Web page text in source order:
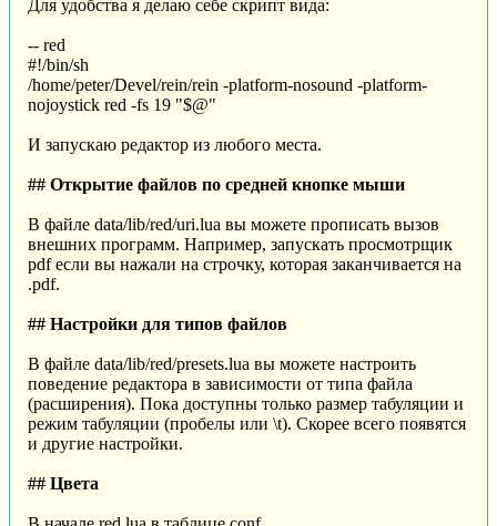
Для удобства я делаю себе скрипт вида:
-- red
#!/bin/sh
/home/peter/Devel/rein/rein -platform-nosound -platform-
nojoystick red -fs 19 "$@"
И запускаю редактор из любого места.
## Открытие файлов по средней кнопке мыши
В файле data/lib/red/uri.lua вы можете прописать вызов
внешних программ. Например, запускать просмотрщик
pdf если вы нажали на строчку, которая заканчивается на
.pdf.
## Настройки для типов файлов
В файле data/lib/red/presets.lua вы можете настроить
поведение редактора в зависимости от типа файла
(расширения). Пока доступны только размер табуляции и
режим табуляции (пробелы или \t). Скорее всего появятся
и другие настройки.
## Цвета